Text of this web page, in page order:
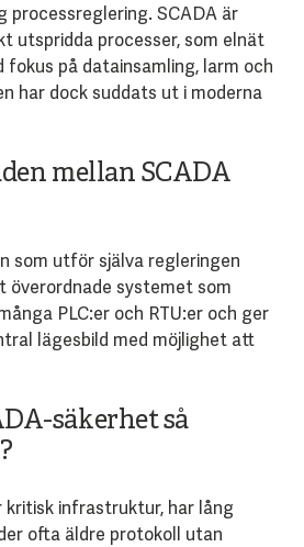
processreglering. SCADA är
utspridda processer, som elnät
fokus på datainsamling, larm och
har dock suddats ut i moderna
mellan SCADA
som utför själva regleringen
överordnade systemet som
PLC:er och RTU:er och ger
lägesbild med möjlighet att
säkerhet så
infrastruktur, har lång
ofta äldre protokoll utan